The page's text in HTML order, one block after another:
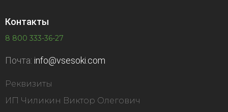
Контакты
8 800 333-36-27
Почта: info@vsesoki.com
Реквизиты
ИП Чиликин Виктор Олегович